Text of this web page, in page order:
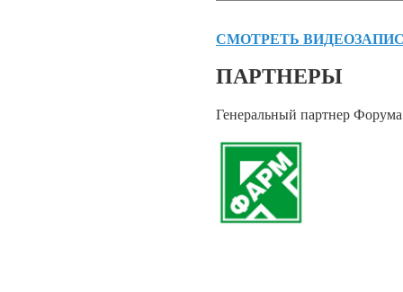
СМОТРЕТЬ
ПАРТНЕРЫ
Генеральный партнер